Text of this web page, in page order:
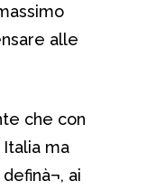
alle
che con
ma
ai